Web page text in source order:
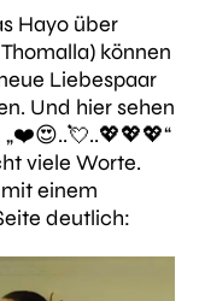
Hayo über
können
Liebespaar
Und hier sehen
viele Worte.
einem
deutlich: